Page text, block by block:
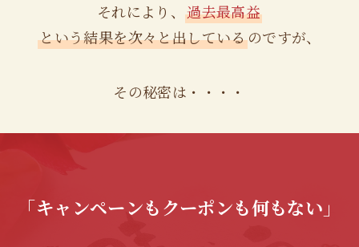
それにより、過去最高益
という結果を次々と出しているのですが、
その秘密は・・・・
「キャンペーンもクーポンも何もない」